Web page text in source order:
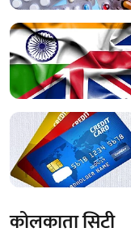
कोलकाता सिटी